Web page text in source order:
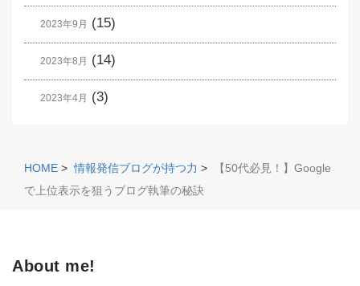
2023年9月 (15)
2023年8月 (14)
2023年4月 (3)
HOME >情報発信ブログが持つ力 >
【50代必見！】Google
で上位表示を狙うブログ執筆の秘訣
About me!